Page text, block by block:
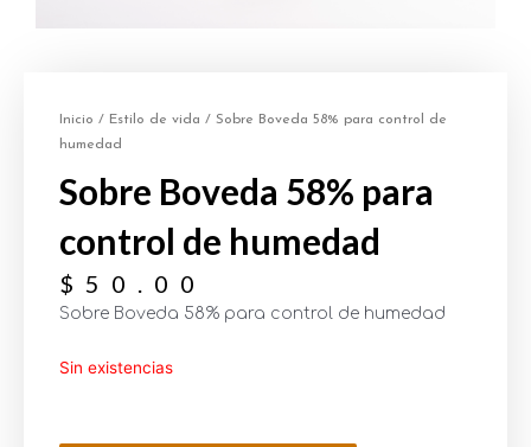
Inicio / Estilo de vida / Sobre Boveda 58% para control de
humedad
Sobre Boveda 58% para
control de humedad
$ 50.00
Sobre Boveda 58% para control de humedad
Sin existencias